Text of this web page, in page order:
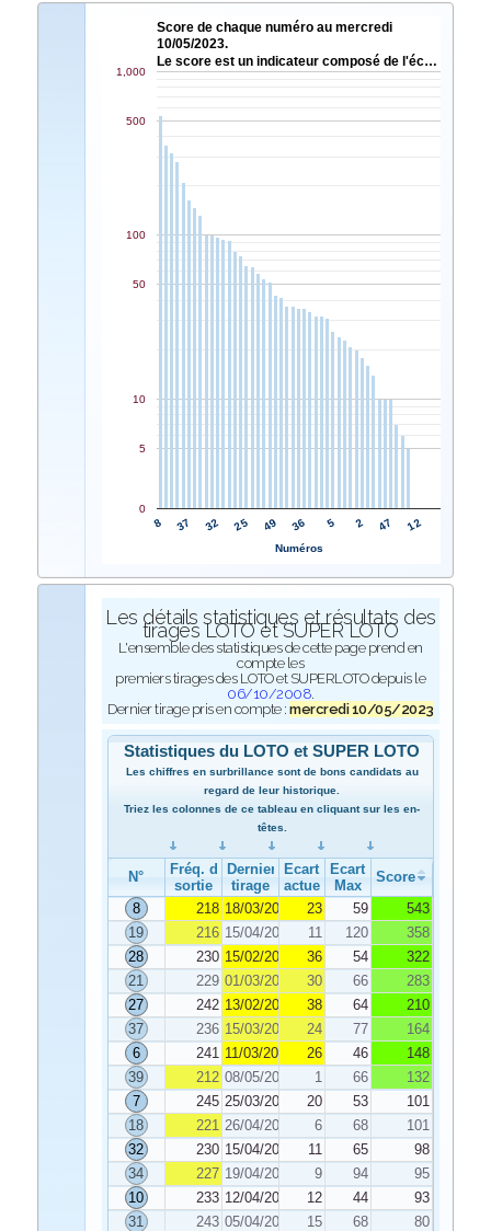
Score de chaque numéro au mercredi
10/05/2023.
Le score est un indicateur composé de l'éc…
8 37 32 25 49 36 5 2 47 12
0
5
10
50
100
500
1,000
Numéros
Les détails statistiques et résultats des
tirages LOTO et SUPER LOTO
L'ensemble des statistiques de cette page prend en
compte les
premiers tirages des LOTO et SUPERLOTO depuis le
06/10/2008.
Dernier tirage pris en compte :mercredi 10/05/2023
Statistiques du LOTO et SUPER LOTO
Les chiffres en surbrillance sont de bons candidats au
regard de leur historique.
Triez les colonnes de ce tableau en cliquant sur les en-
têtes.
N°
Fréq. de
sortie
Dernier
tirage
Ecart
actuel
Ecart
Max
Score
8
218 18/03/2023 23 59
543
19
216 15/04/2023 11 120
358
28
230 15/02/2023 36 54
322
21
229 01/03/2023 30 66
283
27
242 13/02/2023 38 64
210
37
236 15/03/2023 24 77
164
6
241 11/03/2023 26 46
148
39
212 08/05/2023 1 66
132
7
245 25/03/2023 20 53
101
18
221 26/04/2023 6 68
101
32
230 15/04/2023 11 65
98
34
227 19/04/2023 9 94
95
10
233 12/04/2023 12 44
93
31
243 05/04/2023 15 68
80